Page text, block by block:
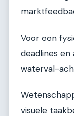
Voor een
deadlines en
waterval-
visuele